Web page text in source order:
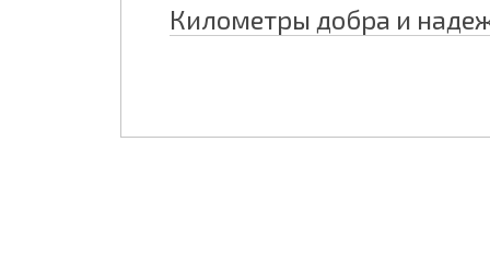
Километры добра и